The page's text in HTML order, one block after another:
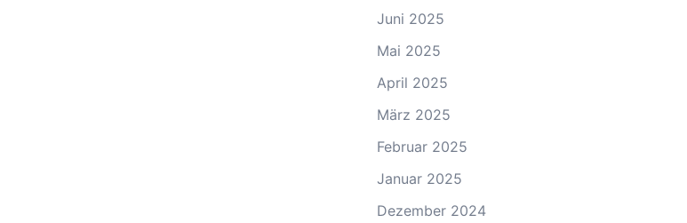
Juni 2025
Mai 2025
April 2025
März 2025
Februar 2025
Januar 2025
Dezember 2024